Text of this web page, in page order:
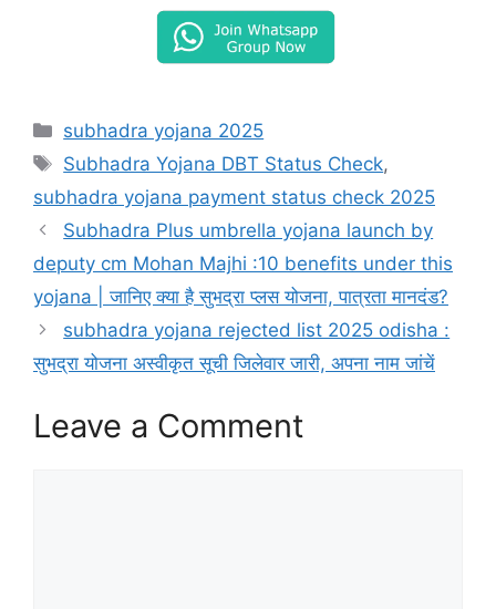
Categories
subhadra yojana 2025
Tags
Subhadra Yojana DBT Status Check,
subhadra yojana payment status check 2025
Subhadra Plus umbrella yojana launch by
deputy cm Mohan Majhi :10 benefits under this
yojana | जानिए क्या है सुभद्रा प्लस योजना, पात्रता मानदंड?
subhadra yojana rejected list 2025 odisha :
सुभद्रा योजना अस्वीकृत सूची जिलेवार जारी, अपना नाम जांचें
Leave a Comment